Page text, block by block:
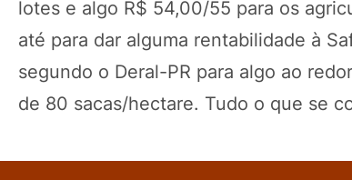
lotes e algo R$ 54,00/55 para os
até para dar alguma rentabilidade à
segundo o Deral-PR para algo ao
de 80 sacas/hectare. Tudo o que se